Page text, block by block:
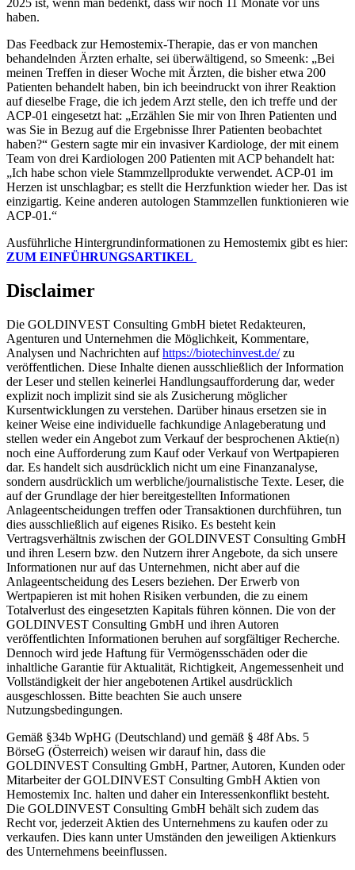
haben.
Das Feedback zur Hemostemix-Therapie, das er von manchen
behandelnden Ärzten erhalte, sei überwältigend, so Smeenk: „Bei
meinen Treffen in dieser Woche mit Ärzten, die bisher etwa 200
Patienten behandelt haben, bin ich beeindruckt von ihrer Reaktion
auf dieselbe Frage, die ich jedem Arzt stelle, den ich treffe und der
ACP-01 eingesetzt hat: „Erzählen Sie mir von Ihren Patienten und
was Sie in Bezug auf die Ergebnisse Ihrer Patienten beobachtet
haben?“ Gestern sagte mir ein invasiver Kardiologe, der mit einem
Team von drei Kardiologen 200 Patienten mit ACP behandelt hat:
„Ich habe schon viele Stammzellprodukte verwendet. ACP-01 im
Herzen ist unschlagbar; es stellt die Herzfunktion wieder her. Das ist
einzigartig. Keine anderen autologen Stammzellen funktionieren wie
ACP-01.“
Ausführliche Hintergrundinformationen zu Hemostemix gibt es hier:
ZUM EINFÜHRUNGSARTIKEL
Disclaimer
Die GOLDINVEST Consulting GmbH bietet Redakteuren,
Agenturen und Unternehmen die Möglichkeit, Kommentare,
Analysen und Nachrichten aufhttps://biotechinvest.de/zu
veröffentlichen. Diese Inhalte dienen ausschließlich der Information
der Leser und stellen keinerlei Handlungsaufforderung dar, weder
explizit noch implizit sind sie als Zusicherung möglicher
Kursentwicklungen zu verstehen. Darüber hinaus ersetzen sie in
keiner Weise eine individuelle fachkundige Anlageberatung und
stellen weder ein Angebot zum Verkauf der besprochenen Aktie(n)
noch eine Aufforderung zum Kauf oder Verkauf von Wertpapieren
dar. Es handelt sich ausdrücklich nicht um eine Finanzanalyse,
sondern ausdrücklich um werbliche/journalistische Texte. Leser, die
auf der Grundlage der hier bereitgestellten Informationen
Anlageentscheidungen treffen oder Transaktionen durchführen, tun
dies ausschließlich auf eigenes Risiko. Es besteht kein
Vertragsverhältnis zwischen der GOLDINVEST Consulting GmbH
und ihren Lesern bzw. den Nutzern ihrer Angebote, da sich unsere
Informationen nur auf das Unternehmen, nicht aber auf die
Anlageentscheidung des Lesers beziehen. Der Erwerb von
Wertpapieren ist mit hohen Risiken verbunden, die zu einem
Totalverlust des eingesetzten Kapitals führen können. Die von der
GOLDINVEST Consulting GmbH und ihren Autoren
veröffentlichten Informationen beruhen auf sorgfältiger Recherche.
Dennoch wird jede Haftung für Vermögensschäden oder die
inhaltliche Garantie für Aktualität, Richtigkeit, Angemessenheit und
Vollständigkeit der hier angebotenen Artikel ausdrücklich
ausgeschlossen. Bitte beachten Sie auch unsere
Nutzungsbedingungen.
Gemäß §34b WpHG (Deutschland) und gemäß § 48f Abs. 5
BörseG (Österreich) weisen wir darauf hin, dass die
GOLDINVEST Consulting GmbH, Partner, Autoren, Kunden oder
Mitarbeiter der GOLDINVEST Consulting GmbH Aktien von
Hemostemix Inc. halten und daher ein Interessenkonflikt besteht.
Die GOLDINVEST Consulting GmbH behält sich zudem das
Recht vor, jederzeit Aktien des Unternehmens zu kaufen oder zu
verkaufen. Dies kann unter Umständen den jeweiligen Aktienkurs
des Unternehmens beeinflussen.